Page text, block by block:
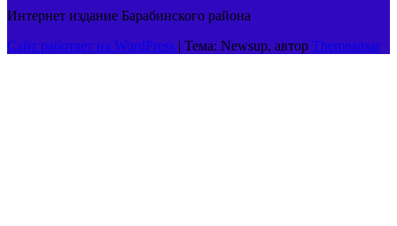
Интернет издание Барабинского района
Сайт работает на WordPress | Тема: Newsup, автор Themeansar